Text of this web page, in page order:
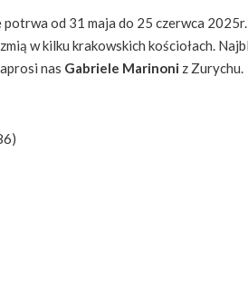
od 31 maja do 25 czerwca
w kilku krakowskich kościołach.
nas Gabriele Marinoni z Zurychu.